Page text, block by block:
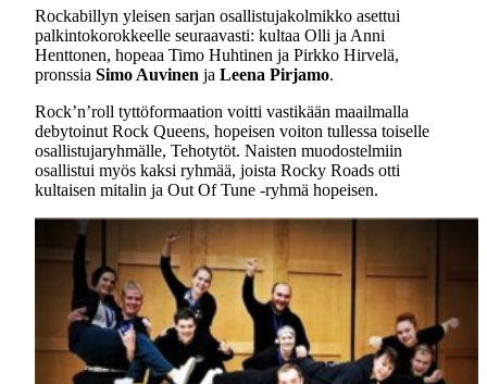
Rockabillyn yleisen sarjan osallistujakolmikko asettui
palkintokorokkeelle seuraavasti: kultaa Olli ja Anni
Henttonen, hopeaa Timo Huhtinen ja Pirkko Hirvelä,
pronssia Simo Auvinen ja Leena Pirjamo.
Rock’n’roll tyttöformaation voitti vastikään maailmalla
debytoinut Rock Queens, hopeisen voiton tullessa toiselle
osallistujaryhmälle, Tehotytöt. Naisten muodostelmiin
osallistui myös kaksi ryhmää, joista Rocky Roads otti
kultaisen mitalin ja Out Of Tune -ryhmä hopeisen.